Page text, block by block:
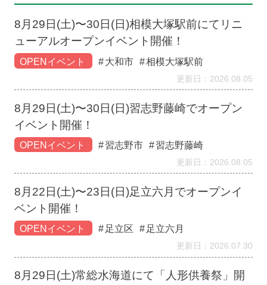
8月29日(土)〜30日(日)相模大塚駅前にてリニ
ューアルオープンイベント開催！
OPENイベント 大和市 相模大塚駅前
更新日：2026.08.05
8月29日(土)〜30日(日)習志野藤崎でオープン
イベント開催！
OPENイベント 習志野市 習志野藤崎
更新日：2026.08.05
8月22日(土)〜23日(日)足立六月でオープンイ
ベント開催！
OPENイベント 足立区 足立六月
更新日：2026.07.30
8月29日(土)常総水海道にて「人形供養祭」開